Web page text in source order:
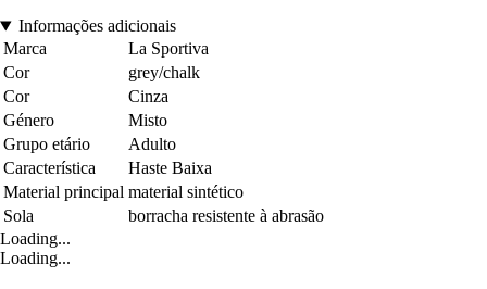
Informações adicionais
Marca
La Sportiva
Cor
grey/chalk
Cor
Cinza
Género
Misto
Grupo etário
Adulto
Característica
Haste Baixa
Material principal material sintético
Sola
borracha resistente à abrasão
Loading...
Loading...